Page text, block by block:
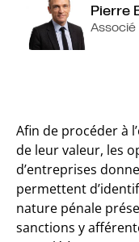
Pierre
Associé
Afin de procéder à
de leur valeur, les
d’entreprises
permettent
nature pénale
sanctions y